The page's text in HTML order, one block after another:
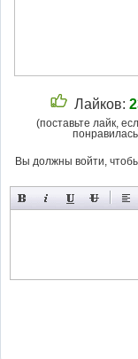
Лайков:
(поставьте лайк,
Вы должны войти,